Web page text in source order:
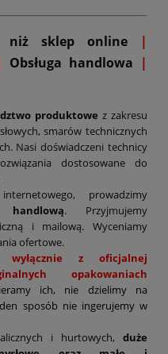
niż sklep online
|
Obsługa handlowa |
produktowe z zakresu
smarów technicznych
Nasi doświadczeni technicy
dostosowane do
prowadzimy
handlową. Przyjmujemy
i mailową. Wyceniamy
ofertowe.
wyłącznie z oficjalnej
opakowaniach
ich, nie dzielimy na
sposób nie ingerujemy w
i hurtowych, duże